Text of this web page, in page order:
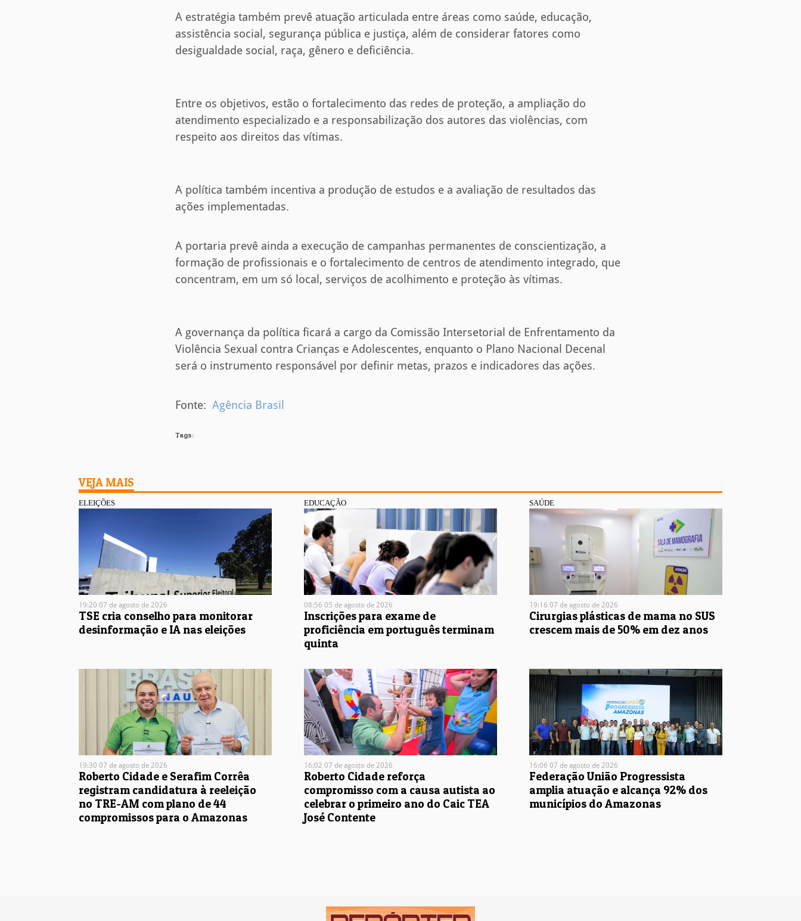
A estratégia também prevê atuação articulada entre áreas como saúde, educação,
assistência social, segurança pública e justiça, além de considerar fatores como
desigualdade social, raça, gênero e deficiência.
Entre os objetivos, estão o fortalecimento das redes de proteção, a ampliação do
atendimento especializado e a responsabilização dos autores das violências, com
respeito aos direitos das vítimas.
A política também incentiva a produção de estudos e a avaliação de resultados das
ações implementadas.
A portaria prevê ainda a execução de campanhas permanentes de conscientização, a
formação de profissionais e o fortalecimento de centros de atendimento integrado, que
concentram, em um só local, serviços de acolhimento e proteção às vítimas.
A governança da política ficará a cargo da Comissão Intersetorial de Enfrentamento da
Violência Sexual contra Crianças e Adolescentes, enquanto o Plano Nacional Decenal
será o instrumento responsável por definir metas, prazos e indicadores das ações.
Fonte: Agência Brasil
Tags:
VEJA MAIS
ELEIÇÕES
19:20 07 de agosto de 2026
TSE cria conselho para monitorar
desinformação e IA nas eleições
SAÚDE
19:16 07 de agosto de 2026
Cirurgias plásticas de mama no SUS
crescem mais de 50% em dez anos
EDUCAÇÃO
08:56 05 de agosto de 2026
Inscrições para exame de
proficiência em português terminam
quinta
19:30 07 de agosto de 2026
Roberto Cidade e Serafim Corrêa
registram candidatura à reeleição
no TRE-AM com plano de 44
compromissos para o Amazonas
16:06 07 de agosto de 2026
Federação União Progressista
amplia atuação e alcança 92% dos
municípios do Amazonas
16:02 07 de agosto de 2026
Roberto Cidade reforça
compromisso com a causa autista ao
celebrar o primeiro ano do Caic TEA
José Contente